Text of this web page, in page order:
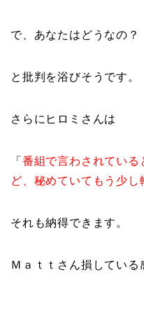
で、あなたはどうなの？
と批判を浴びそうです。
さらにヒロミさんは
「 番組で言わされている
ど、秘めていてもう少し
それも納得できます。
Ｍａｔｔさん損している